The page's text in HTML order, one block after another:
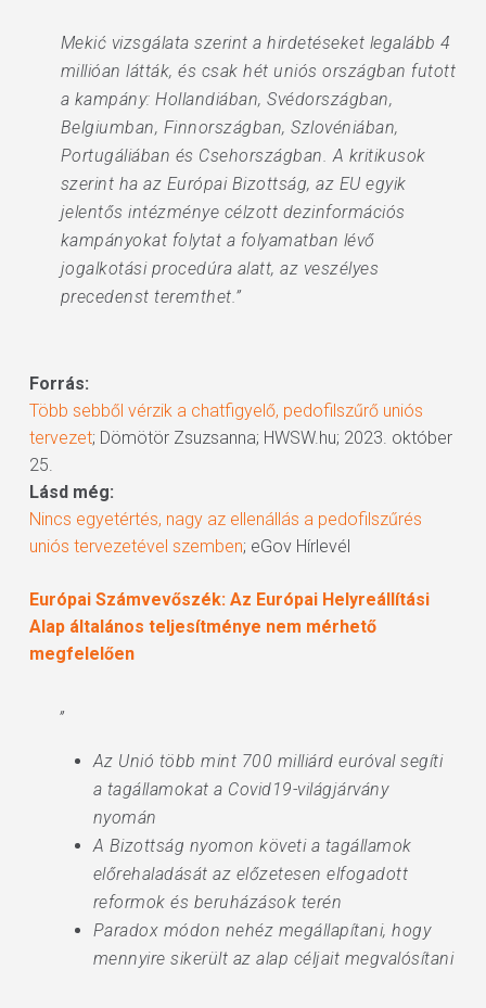
Mekić vizsgálata szerint a hirdetéseket legalább 4
millióan látták, és csak hét uniós országban futott
a kampány: Hollandiában, Svédországban,
Belgiumban, Finnországban, Szlovéniában,
Portugáliában és Csehországban. A kritikusok
szerint ha az Európai Bizottság, az EU egyik
jelentős intézménye célzott dezinformációs
kampányokat folytat a folyamatban lévő
jogalkotási procedúra alatt, az veszélyes
precedenst teremthet.”
Forrás:
Több sebből vérzik a chatfigyelő, pedofilszűrő uniós
tervezet; Dömötör Zsuzsanna; HWSW.hu; 2023. október
25.
Lásd még:
Nincs egyetértés, nagy az ellenállás a pedofilszűrés
uniós tervezetével szemben; eGov Hírlevél
Európai Számvevőszék: Az Európai Helyreállítási
Alap általános teljesítménye nem mérhető
megfelelően
„
Az Unió több mint 700 milliárd euróval segíti
a tagállamokat a Covid19-világjárvány
nyomán
A Bizottság nyomon követi a tagállamok
előrehaladását az előzetesen elfogadott
reformok és beruházások terén
Paradox módon nehéz megállapítani, hogy
mennyire sikerült az alap céljait megvalósítani